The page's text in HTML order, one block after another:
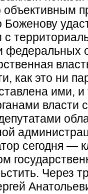
Боженову
с
федеральных
как это ни
ими, и
власти
сегодня —
Через